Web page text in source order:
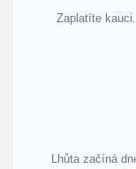
Zaplatíte
Lhůta začíná